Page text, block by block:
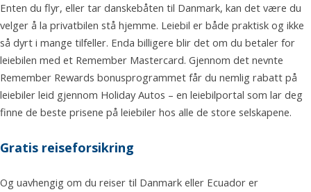
Enten du flyr, eller tar danskebåten til Danmark, kan det være du
velger å la privatbilen stå hjemme. Leiebil er både praktisk og ikke
så dyrt i mange tilfeller. Enda billigere blir det om du betaler for
leiebilen med et Remember Mastercard. Gjennom det nevnte
Remember Rewards bonusprogrammet får du nemlig rabatt på
leiebiler leid gjennom Holiday Autos – en leiebilportal som lar deg
finne de beste prisene på leiebiler hos alle de store selskapene.
Gratis reiseforsikring
Og uavhengig om du reiser til Danmark eller Ecuador er